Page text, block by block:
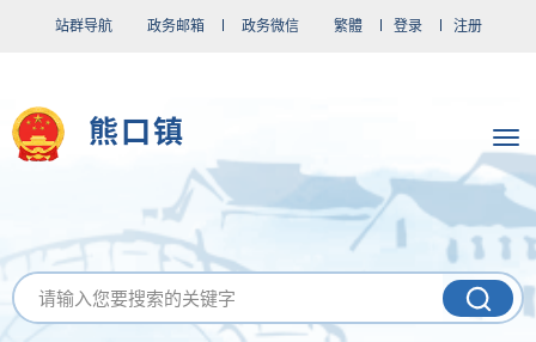
站群导航 政务邮箱 政务微信 繁體 登录 注册
熊口镇